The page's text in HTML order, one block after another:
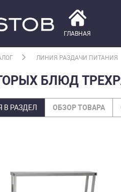
ГЛАВНАЯ
ЛИНИЯ РАЗДАЧИ ПИТАНИЯ
БЛЮД
В РАЗДЕЛ ОБЗОР ТОВАРА